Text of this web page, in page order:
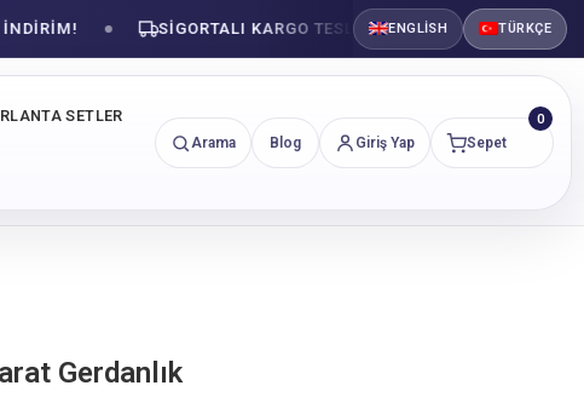
ENGLISH TÜRKÇE
SIGORTALI KARGO TESLIMATI GÜVENLI
SETLER
Arama Blog Giriş Yap Sepet
0
Gerdanlık